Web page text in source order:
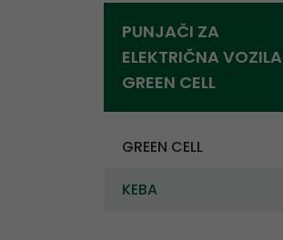
PUNJAČI ZA
ELEKTRIČNA VOZILA
GREEN CELL
GREEN CELL
KEBA